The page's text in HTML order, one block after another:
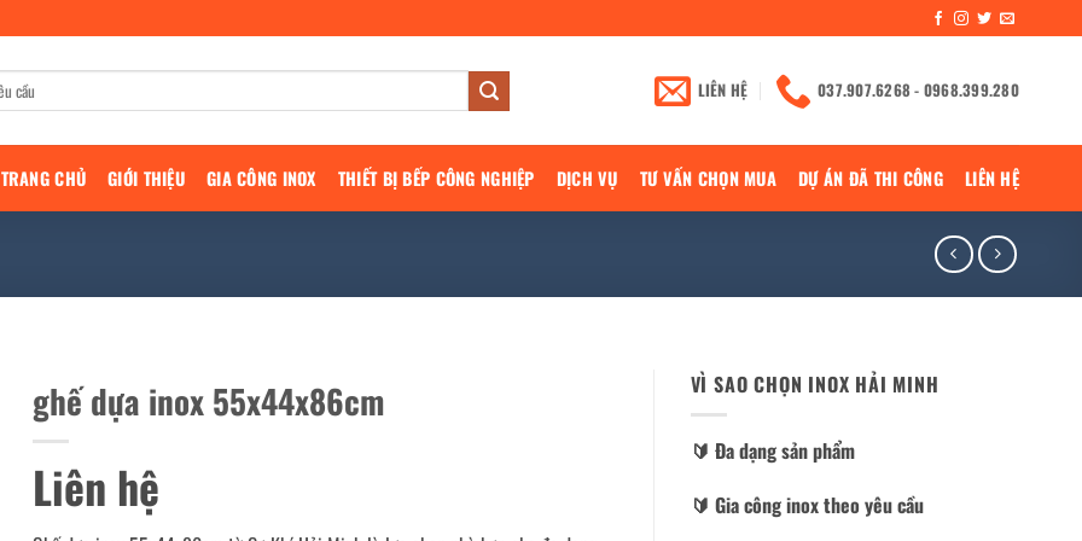
LIÊN HỆ 037.907.6268 - 0968.399.280
TRANG CHỦ GIỚI THIỆU GIA CÔNG INOX THIẾT BỊ BẾP CÔNG NGHIỆP DỊCH VỤ TƯ VẤN CHỌN MUA DỰ ÁN ĐÃ THI CÔNG LIÊN HỆ
ghế dựa inox 55x44x86cm
Liên hệ
VÌ SAO CHỌN INOX HẢI MINH
🔰️ Đa dạng sản phẩm
🔰️ Gia công inox theo yêu cầu